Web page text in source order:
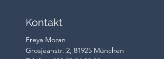
Kontakt
Freya Moran
Grosjeanstr. 2, 81925 München